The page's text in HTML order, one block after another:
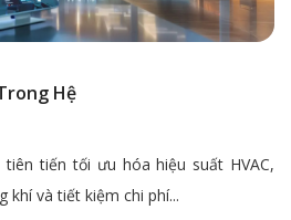
Hệ
tiến tối ưu hóa hiệu suất HVAC,
khí và tiết kiệm chi phí...